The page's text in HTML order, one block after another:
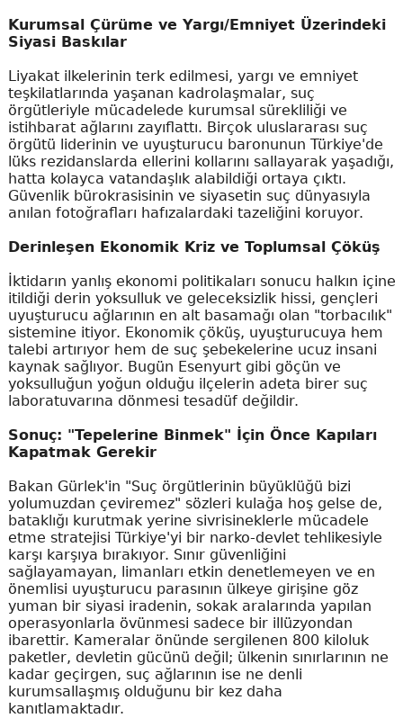
Kurumsal Çürüme ve Yargı/Emniyet Üzerindeki
Siyasi Baskılar
Liyakat ilkelerinin terk edilmesi, yargı ve emniyet
teşkilatlarında yaşanan kadrolaşmalar, suç
örgütleriyle mücadelede kurumsal sürekliliği ve
istihbarat ağlarını zayıflattı. Birçok uluslararası suç
örgütü liderinin ve uyuşturucu baronunun Türkiye'de
lüks rezidanslarda ellerini kollarını sallayarak yaşadığı,
hatta kolayca vatandaşlık alabildiği ortaya çıktı.
Güvenlik bürokrasisinin ve siyasetin suç dünyasıyla
anılan fotoğrafları hafızalardaki tazeliğini koruyor.
Derinleşen Ekonomik Kriz ve Toplumsal Çöküş
İktidarın yanlış ekonomi politikaları sonucu halkın içine
itildiği derin yoksulluk ve geleceksizlik hissi, gençleri
uyuşturucu ağlarının en alt basamağı olan "torbacılık"
sistemine itiyor. Ekonomik çöküş, uyuşturucuya hem
talebi artırıyor hem de suç şebekelerine ucuz insani
kaynak sağlıyor. Bugün Esenyurt gibi göçün ve
yoksulluğun yoğun olduğu ilçelerin adeta birer suç
laboratuvarına dönmesi tesadüf değildir.
Sonuç: "Tepelerine Binmek" İçin Önce Kapıları
Kapatmak Gerekir
Bakan Gürlek'in "Suç örgütlerinin büyüklüğü bizi
yolumuzdan çeviremez" sözleri kulağa hoş gelse de,
bataklığı kurutmak yerine sivrisineklerle mücadele
etme stratejisi Türkiye'yi bir narko-devlet tehlikesiyle
karşı karşıya bırakıyor. Sınır güvenliğini
sağlayamayan, limanları etkin denetlemeyen ve en
önemlisi uyuşturucu parasının ülkeye girişine göz
yuman bir siyasi iradenin, sokak aralarında yapılan
operasyonlarla övünmesi sadece bir illüzyondan
ibarettir. Kameralar önünde sergilenen 800 kiloluk
paketler, devletin gücünü değil; ülkenin sınırlarının ne
kadar geçirgen, suç ağlarının ise ne denli
kurumsallaşmış olduğunu bir kez daha
kanıtlamaktadır.